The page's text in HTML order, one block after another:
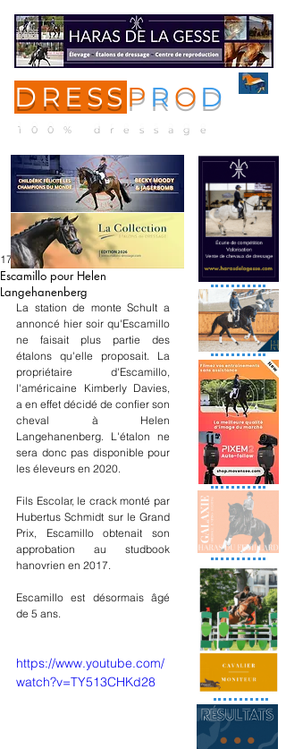
DRESS P R O D
100% dressage
Escamillo pour Helen
Langehanenberg
17 janv. 2020
La station de monte Schult a
annoncé hier soir qu'Escamillo
ne faisait plus partie des
étalons qu'elle proposait. La
propriétaire d'Escamillo,
l'américaine Kimberly Davies,
a en effet décidé de confier son
cheval à Helen
Langehanenberg. L'étalon ne
sera donc pas disponible pour
les éleveurs en 2020.
Fils Escolar, le crack monté par
Hubertus Schmidt sur le Grand
Prix, Escamillo obtenait son
approbation au studbook
hanovrien en 2017.
Escamillo est désormais âgé
de 5 ans.
https://www.youtube.com/
watch?v=TY513CHKd28